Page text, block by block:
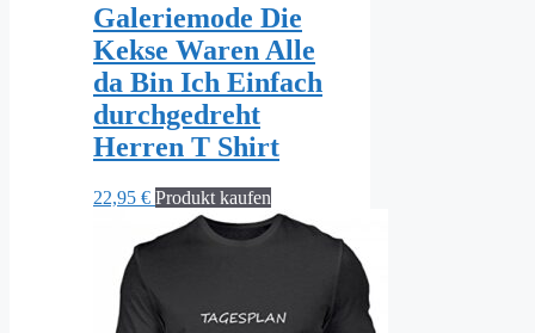
Galeriemode Die
Kekse Waren Alle
da Bin Ich Einfach
durchgedreht
Herren T Shirt
22,95 € Produkt kaufen